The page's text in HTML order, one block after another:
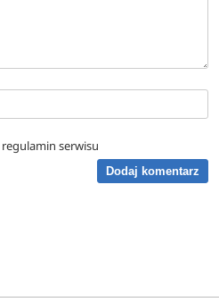
regulamin serwisu
Dodaj komentarz